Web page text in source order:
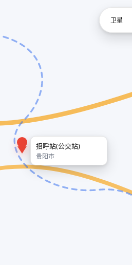
招呼站(公交站)
贵阳市
卫星